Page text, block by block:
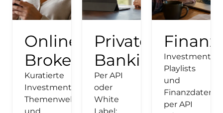
Online
Broker
Kuratierte
Investment-
Themenwelten
Private
Banking
Per API
oder
White
Investment
Playlists
und
Finanzdaten
per API